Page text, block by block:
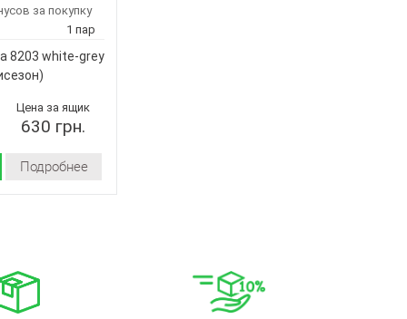
за покупку
1 пар
8203 white-grey
Цена за ящик
630 грн.
Подробнее
текстиль
Пена